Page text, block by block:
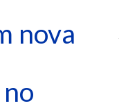
nova